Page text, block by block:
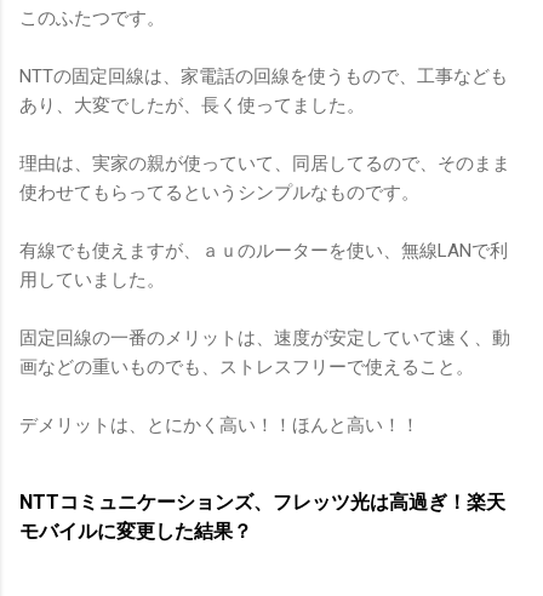
このふたつです。
NTTの固定回線は、家電話の回線を使うもので、工事なども
あり、大変でしたが、長く使ってました。
理由は、実家の親が使っていて、同居してるので、そのまま
使わせてもらってるというシンプルなものです。
有線でも使えますが、ａｕのルーターを使い、無線LANで利
用していました。
固定回線の一番のメリットは、速度が安定していて速く、動
画などの重いものでも、ストレスフリーで使えること。
デメリットは、とにかく高い！！ほんと高い！！
NTTコミュニケーションズ、フレッツ光は高過ぎ！楽天
モバイルに変更した結果？